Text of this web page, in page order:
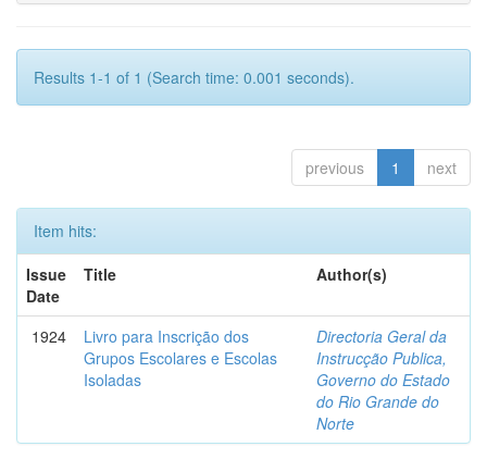
Results 1-1 of 1 (Search time: 0.001 seconds).
previous 1 next
Item hits:
Issue
Date
Title Author(s)
1924
Livro para Inscrição dos
Grupos Escolares e Escolas
Isoladas
Directoria Geral da
Instrucção Publica,
Governo do Estado
do Rio Grande do
Norte